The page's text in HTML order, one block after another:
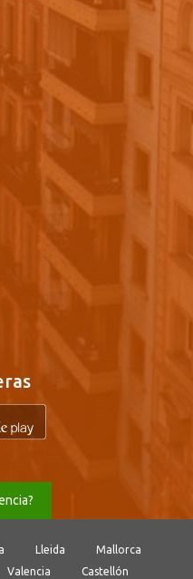
Lleida
Mallorca
Valencia
Castellón